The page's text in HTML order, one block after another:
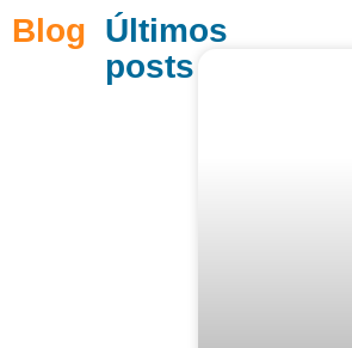
Blog Últimos
posts